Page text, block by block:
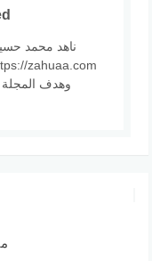
ناهد محمد
وهدف المجلة